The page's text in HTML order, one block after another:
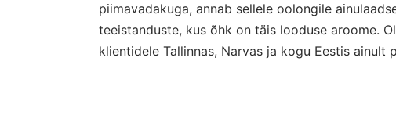
piimavadakuga, annab sellele oolongile
teeistanduste, kus õhk on täis looduse aroome.
klientidele Tallinnas, Narvas ja kogu Eestis ainult